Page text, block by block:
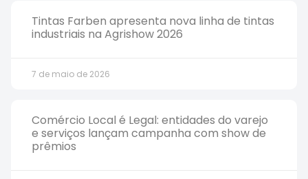
Tintas Farben apresenta nova linha de tintas
industriais na Agrishow 2026
7 de maio de 2026
Comércio Local é Legal: entidades do varejo
e serviços lançam campanha com show de
prêmios